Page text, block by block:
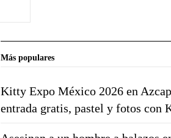
Más populares
Kitty Expo México 2026 en
entrada gratis, pastel y fotos con